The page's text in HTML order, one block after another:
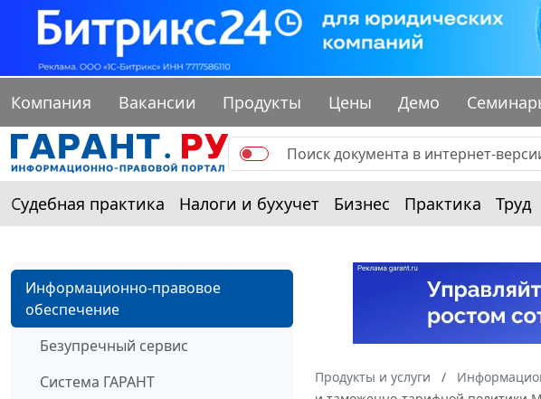
Компания Вакансии Продукты Цены Демо
Судебная практика Налоги и бухучет Бизнес Практика Труд
Информационно-правовое
обеспечение
Безупречный сервис
Система ГАРАНТ
Продукты и услуги